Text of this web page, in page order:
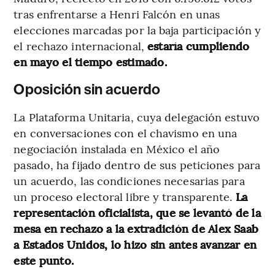
tras enfrentarse a Henri Falcón en unas
elecciones marcadas por la baja participación y
el rechazo internacional, estaría cumpliendo
en mayo el tiempo estimado.
Oposición sin acuerdo
La Plataforma Unitaria, cuya delegación estuvo
en conversaciones con el chavismo en una
negociación instalada en México el año
pasado, ha fijado dentro de sus peticiones para
un acuerdo, las condiciones necesarias para
un proceso electoral libre y transparente. La
representación oficialista, que se levantó de la
mesa en rechazo a la extradición de Alex Saab
a Estados Unidos, lo hizo sin antes avanzar en
este punto.